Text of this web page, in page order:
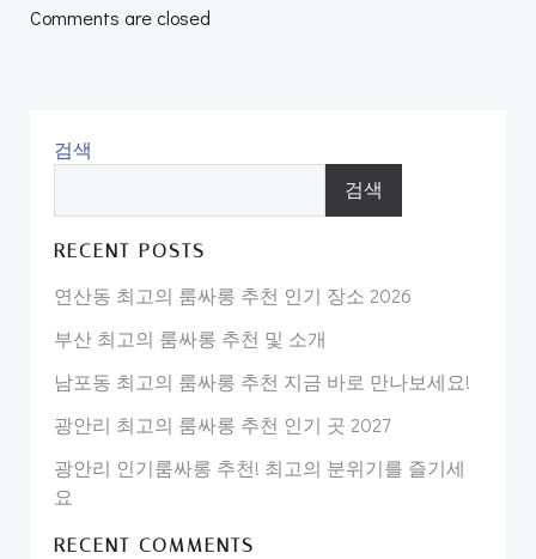
navigation
Comments are closed
검색
검색
RECENT POSTS
연산동 최고의 룸싸롱 추천 인기 장소 2026
부산 최고의 룸싸롱 추천 및 소개
남포동 최고의 룸싸롱 추천 지금 바로 만나보세요!
광안리 최고의 룸싸롱 추천 인기 곳 2027
광안리 인기룸싸롱 추천! 최고의 분위기를 즐기세
요
RECENT COMMENTS